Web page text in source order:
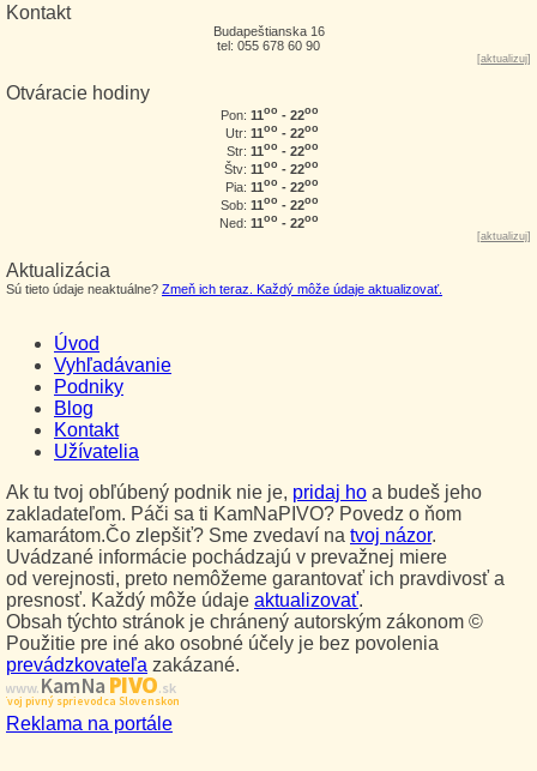
Kontakt
Budapeštianska 16
tel: 055 678 60 90
[aktualizuj]
Otváracie hodiny
Pon: 11oo - 22oo
Utr: 11oo - 22oo
Str: 11oo - 22oo
Štv: 11oo - 22oo
Pia: 11oo - 22oo
Sob: 11oo - 22oo
Ned: 11oo - 22oo
[aktualizuj]
Aktualizácia
Sú tieto údaje neaktuálne? Zmeň ich teraz. Každý môže údaje aktualizovať.
Úvod
Vyhľadávanie
Podniky
Blog
Kontakt
Užívatelia
Ak tu tvoj obľúbený podnik nie je, pridaj ho a budeš jeho
zakladateľom. Páči sa ti KamNaPIVO? Povedz o ňom
kamarátom.Čo zlepšiť? Sme zvedaví na tvoj názor.
Uvádzané informácie pochádzajú v prevažnej miere
od verejnosti, preto nemôžeme garantovať ich pravdivosť a
presnosť. Každý môže údaje aktualizovať.
Obsah týchto stránok je chránený autorským zákonom ©
Použitie pre iné ako osobné účely je bez povolenia
prevádzkovateľa zakázané.
www.Kam NaPIVO.sk
Tvoj pivný sprievodca Slovenskom
Reklama na portále